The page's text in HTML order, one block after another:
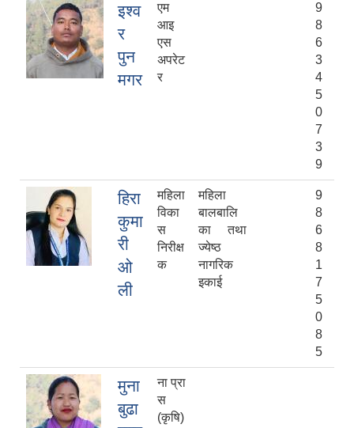
इश्व
र
पुन
मगर
एम
आइ
एस
अपरेट
र
9
8
6
3
4
5
0
7
3
9
हिरा
कुमा
री
ओ
ली
महिला
विका
स
निरीक्ष
क
महिला
बालबालि
का तथा
ज्येष्ठ
नागरिक
इकाई
9
8
6
8
1
7
5
0
8
5
मुना
बुढा
ना प्रा‍
स‍
(कृषि)